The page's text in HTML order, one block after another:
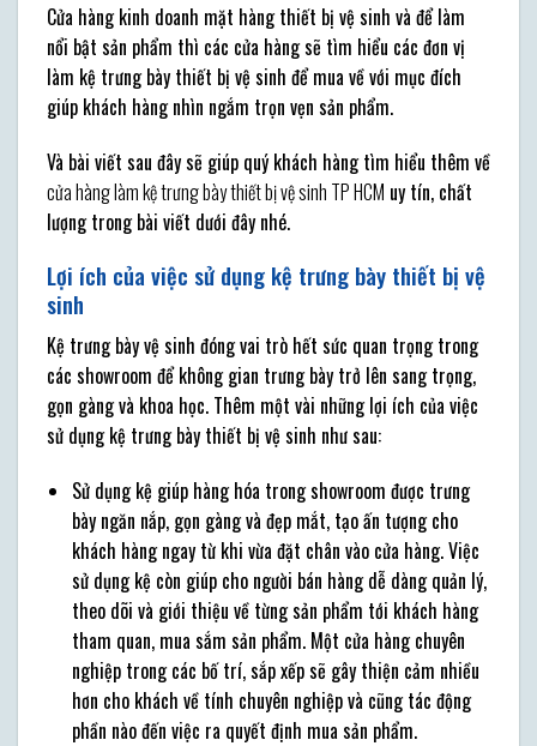
Cửa hàng kinh doanh mặt hàng thiết bị vệ sinh và để làm
nổi bật sản phẩm thì các cửa hàng sẽ tìm hiểu các đơn vị
làm kệ trưng bày thiết bị vệ sinh để mua về với mục đích
giúp khách hàng nhìn ngắm trọn vẹn sản phẩm.
Và bài viết sau đây sẽ giúp quý khách hàng tìm hiểu thêm về
cửa hàng làm kệ trưng bày thiết bị vệ sinh TP HCM uy tín, chất
lượng trong bài viết dưới đây nhé.
Lợi ích của việc sử dụng kệ trưng bày thiết bị vệ
sinh
Kệ trưng bày vệ sinh đóng vai trò hết sức quan trọng trong
các showroom để không gian trưng bày trở lên sang trọng,
gọn gàng và khoa học. Thêm một vài những lợi ích của việc
sử dụng kệ trưng bày thiết bị vệ sinh như sau:
Sử dụng kệ giúp hàng hóa trong showroom được trưng
bày ngăn nắp, gọn gàng và đẹp mắt, tạo ấn tượng cho
khách hàng ngay từ khi vừa đặt chân vào cửa hàng. Việc
sử dụng kệ còn giúp cho người bán hàng dễ dàng quản lý,
theo dõi và giới thiệu về từng sản phẩm tới khách hàng
tham quan, mua sắm sản phẩm. Một cửa hàng chuyên
nghiệp trong các bố trí, sắp xếp sẽ gây thiện cảm nhiều
hơn cho khách về tính chuyên nghiệp và cũng tác động
phần nàođến việc ra quyết định mua sản phẩm.